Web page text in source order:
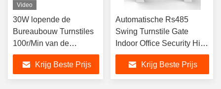
Video
30W lopende de
Bureaubouw Turnstiles
100r/Min van de
Schommelingsbarrière
Krijg Beste Prijs
Automatische Rs485
Swing Turnstile Gate
Indoor Office Security High
Speed Voor
Toegangscontrole
Krijg Beste Prijs